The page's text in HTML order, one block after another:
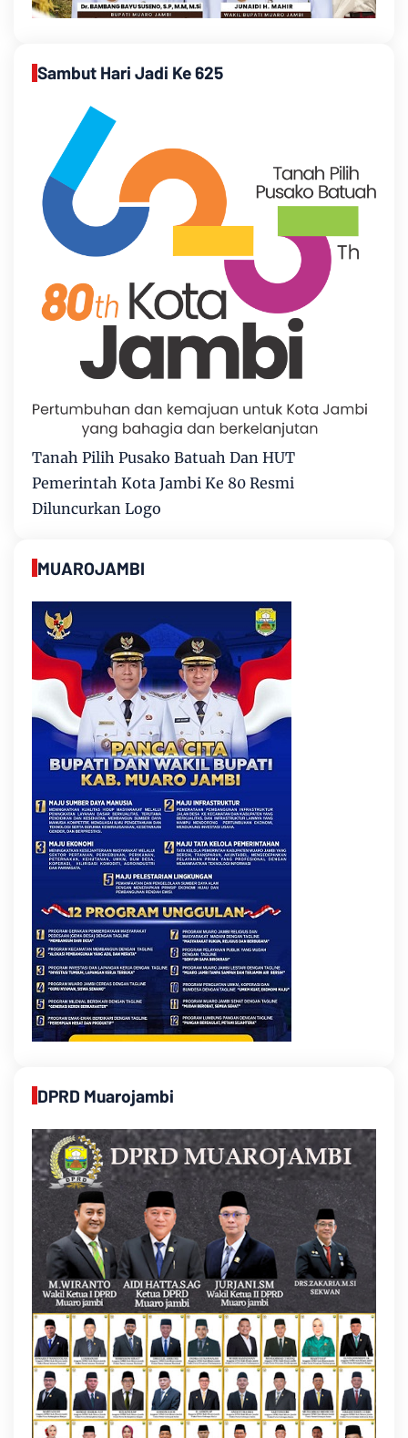
Sambut Hari Jadi Ke 625
Tanah Pilih Pusako Batuah Dan HUT
Pemerintah Kota Jambi Ke 80 Resmi
Diluncurkan Logo
MUAROJAMBI
DPRD Muarojambi